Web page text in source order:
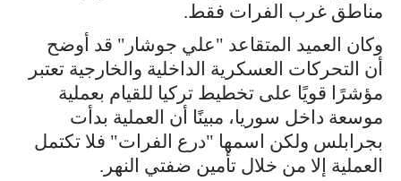
مناطق غرب الفرات فقط.
وكان العميد المتقاعد "علي جوشار" قد أوضح
أن التحركات العسكرية الداخلية والخارجية تعتبر
مؤشرًا قويًا على تخطيط تركيا للقيام بعملية
موسعة داخل سوريا، مبينًا أن العملية بدأت
بجرابلس ولكن اسمها "درع الفرات" فلا تكتمل
العملية إلا من خلال تأمين ضفتي النهر.